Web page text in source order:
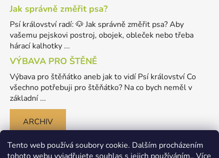
Tento web používá soubory cookie. Dalším procházením
Jak správně změřit psa?
Psí království radí: 🐶 Jak správně změřit psa? Aby
vašemu pejskovi postroj, obojek, obleček nebo třeba
hárací kalhotky ...
VÝBAVA PRO ŠTĚNĚ
Výbava pro štěňátko aneb jak to vidí Psí království Co
všechno potřebuji pro štěňátko? Na co bych neměl v
základní ...
ARCHIV